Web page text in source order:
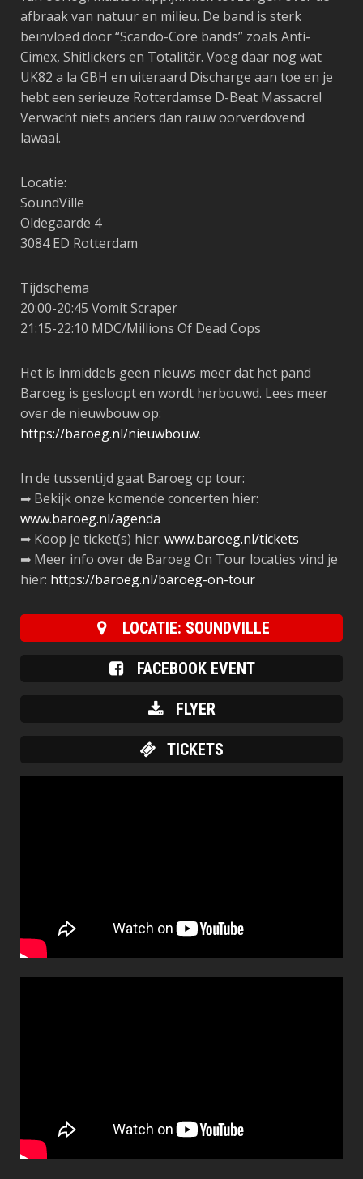
afbraak van natuur en milieu. De band is sterk
beïnvloed door “Scando-Core bands” zoals Anti-
Cimex, Shitlickers en Totalitär. Voeg daar nog wat
UK82 a la GBH en uiteraard Discharge aan toe en je
hebt een serieuze Rotterdamse D-Beat Massacre!
Verwacht niets anders dan rauw oorverdovend
lawaai.
Locatie:
SoundVille
Oldegaarde 4
3084 ED Rotterdam
Tijdschema
20:00-20:45 Vomit Scraper
21:15-22:10 MDC/Millions Of Dead Cops
️Het is inmiddels geen nieuws meer dat het pand
Baroeg is gesloopt en wordt herbouwd. Lees meer
over de nieuwbouw op:
https://baroeg.nl/nieuwbouw.
In de tussentijd gaat Baroeg op tour:
➡ Bekijk onze komende concerten hier:
www.baroeg.nl/agenda
➡ Koop je ticket(s) hier: www.baroeg.nl/tickets
➡ Meer info over de Baroeg On Tour locaties vind je
hier: https://baroeg.nl/baroeg-on-tour
LOCATIE: SOUNDVILLE
FACEBOOK EVENT
FLYER
TICKETS